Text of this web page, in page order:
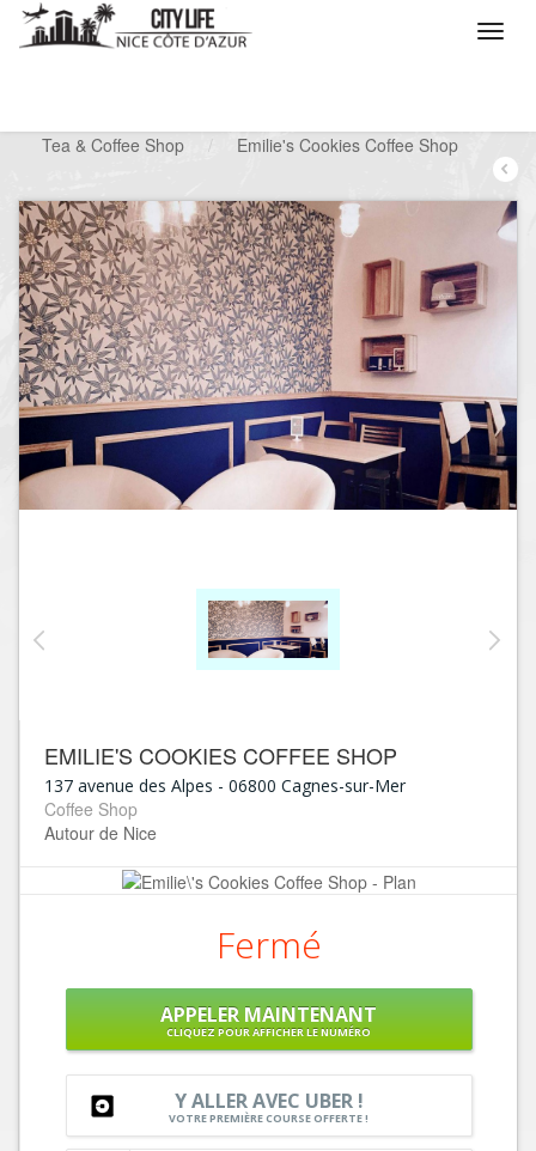
Tea & Coffee Shop
/ Emilie's Cookies Coffee Shop
EMILIE'S COOKIES COFFEE SHOP
137 avenue des Alpes - 06800 Cagnes-sur-Mer
Coffee Shop
Autour de Nice
Fermé
APPELER MAINTENANT
CLIQUEZ POUR AFFICHER LE NUMÉRO
Y ALLER AVEC UBER !
VOTRE PREMIÈRE COURSE OFFERTE !